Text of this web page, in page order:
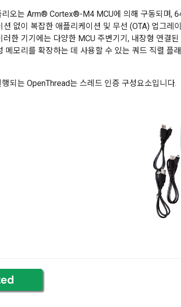
오는 Arm® Cortex®-M4 MCU에 의해 구동되며,
션 없이 복잡한 애플리케이션 및 무선 (OTA) 업그레
러한 기기에는 다양한 MCU 주변기기, 내장형 연결
메모리를 확장하는 데 사용할 수 있는 쿼드 직렬 플
되는 OpenThread는 스레드 인증 구성요소입니다.